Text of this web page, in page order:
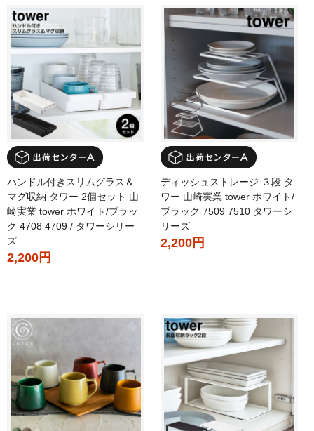
ハンドル付きスリムグラス＆
マグ収納 タワー 2個セット 山
崎実業 tower ホワイト/ブラッ
ク 4708 4709 / タワーシリー
ズ
2,200円
ディッシュストレージ ３段 タ
ワー 山崎実業 tower ホワイト/
ブラック 7509 7510 タワーシ
リーズ
2,200円